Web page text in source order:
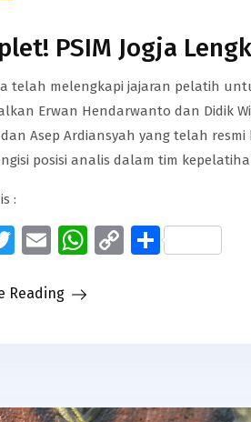
PSIM Jogja
telah melengkapi jajaran pelatih
Erwan Hendarwanto dan Didik
dan Asep Ardiansyah yang telah
posisi analis dalam tim
:
Twitter
EmailWhatsApp
CopyShare
Reading